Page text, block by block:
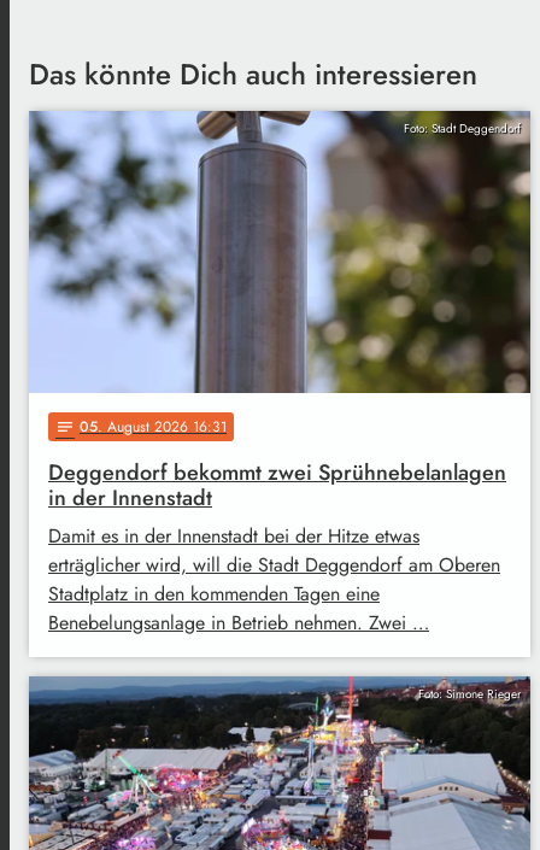
Das könnte Dich auch interessieren
Foto: Stadt Deggendorf
notes 05. August 2026 16:31
Deggendorf bekommt zwei Sprühnebelanlagen
in der Innenstadt
Damit es in der Innenstadt bei der Hitze etwas
erträglicher wird, will die Stadt Deggendorf am Oberen
Stadtplatz in den kommenden Tagen eine
Benebelungsanlage in Betrieb nehmen. Zwei …
Foto: Simone Rieger